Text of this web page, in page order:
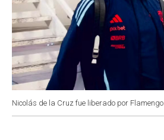
Nicolás de la Cruz fue liberado por Flamengo.